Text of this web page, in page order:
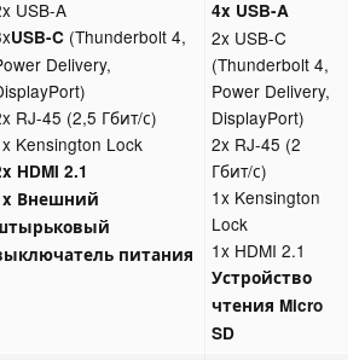
USB-A
USB-C (Thunderbolt 4,
Delivery,
RJ-45 (2,5 Гбит/с)
Kensington Lock
HDMI 2.1
Внешний
питания
4x USB-A
2x USB-C
(Thunderbolt 4,
Power Delivery,
DisplayPort)
2x RJ-45 (2
Гбит/с)
1x Kensington
Lock
1x HDMI 2.1
Устройство
чтения Micro
SD